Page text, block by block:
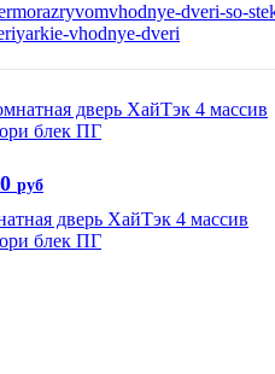
vhodnye-dveri-so-
yarkie-vhodnye-dveri
руб
дверь ХайТэк 4 массив
блек ПГ